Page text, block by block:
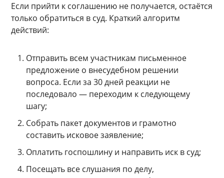
Если прийти к соглашению не получается, остаётся
только обратиться в суд. Краткий алгоритм
действий:
Отправить всем участникам письменное
предложение о внесудебном решении
вопроса. Если за 30 дней реакции не
последовало — переходим к следующему
шагу;
Собрать пакет документов и грамотно
составить исковое заявление;
Оплатить госпошлину и направить иск в суд;
Посещать все слушания по делу,